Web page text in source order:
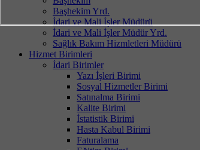
Başhekim Yrd.
İdari ve Mali İşler Müdürü
İdari ve Mali İşler Müdür Yrd.
Sağlık Bakım Hizmletleri Müdürü
Hizmet Birimleri
İdari Birimler
Yazı İşleri Birimi
Sosyal Hizmetler Birimi
Satınalma Birimi
Kalite Birimi
İstatistik Birimi
Hasta Kabul Birimi
Faturalama